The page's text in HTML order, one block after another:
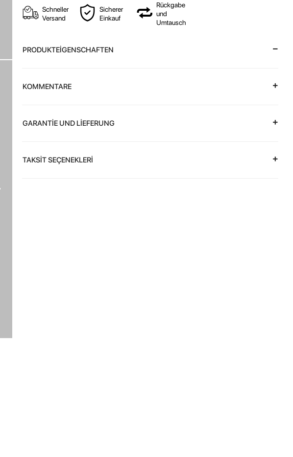
Schneller
Versand
Sicherer
Einkauf
Rückgabe
und
Umtausch
PRODUKTEİGENSCHAFTEN
KOMMENTARE
GARANTİE UND LİEFERUNG
TAKSİT SEÇENEKLERİ